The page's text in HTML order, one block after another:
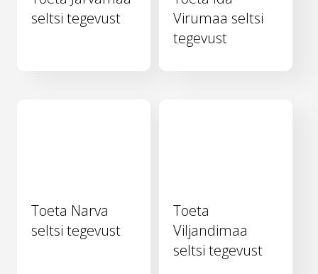
seltsi tegevust
Virumaa seltsi
tegevust
Toeta Narva
seltsi tegevust
Toeta
Viljandimaa
seltsi tegevust